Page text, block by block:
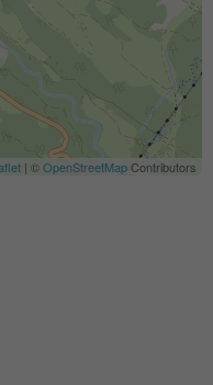
| ©OpenStreetMapContributors